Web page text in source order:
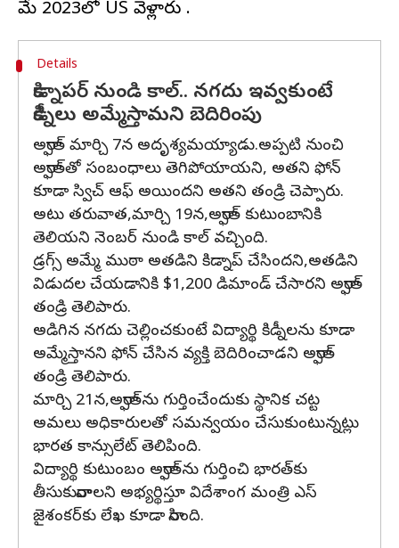
Details
కిడ్నాపర్ నుండి కాల్.. నగదు ఇవ్వకుంటే
కిడ్నీలు అమ్మేస్తామని బెదిరింపు
అర్ఫాత్ మార్చి 7న అదృశ్యమయ్యాడు.అప్పటి నుంచి
అర్ఫాత్‌తో సంబంధాలు తెగిపోయాయని, అతని ఫోన్
కూడా స్విచ్ ఆఫ్ అయిందని అతని తండ్రి చెప్పారు.
అటు తరువాత,మార్చి 19న,అర్ఫాత్ కుటుంబానికి
తెలియని నెంబర్ నుండి కాల్ వచ్చింది.
డ్రగ్స్ అమ్మే ముఠా అతడిని కిడ్నాప్ చేసిందని,అతడిని
విడుదల చేయడానికి $1,200 డిమాండ్ చేసారని అర్ఫాత్
తండ్రి తెలిపారు.
అడిగిన నగదు చెల్లించకుంటే విద్యార్థి కిడ్నీలను కూడా
అమ్మేస్తానని ఫోన్ చేసిన వ్యక్తి బెదిరించాడని అర్ఫాత్
తండ్రి తెలిపారు.
మార్చి 21న,అర్ఫాత్‌ను గుర్తించేందుకు స్థానిక చట్ట
అమలు అధికారులతో సమన్వయం చేసుకుంటున్నట్లు
భారత కాన్సులేట్ తెలిపింది.
విద్యార్థి కుటుంబం అర్ఫాత్‌ను గుర్తించి భారత్‌కు
తీసుకురావాలని అభ్యర్థిస్తూ విదేశాంగ మంత్రి ఎస్
జైశంకర్‌కు లేఖ కూడా రాసింది.